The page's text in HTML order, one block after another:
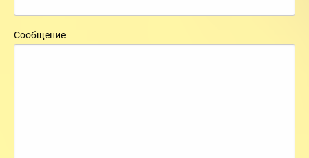
Сообщение